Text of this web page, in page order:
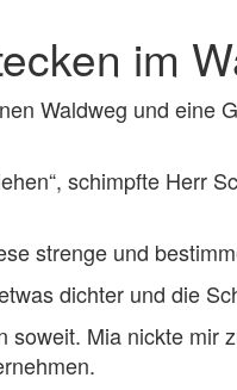
im
Waldweg und
schimpfte Herr
strenge und
dichter und die
Mia nickte